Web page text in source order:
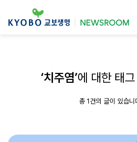
‘치주염’에 대한 태
총 1건의 글이 있습니